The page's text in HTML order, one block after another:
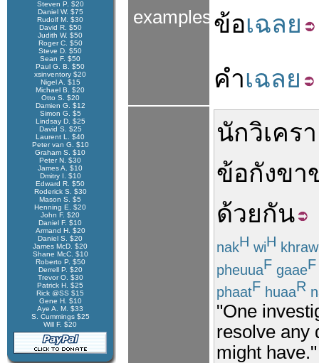
Steven P. $20
Daniel W. $75
Rudolf M. $30
David R. $50
Judith W. $50
Roger C. $50
Steve D. $50
Sean F. $50
Paul G. B. $50
xsinventory $20
Nigel A. $15
Michael B. $20
Otto S. $20
Damien G. $12
Simon G. $5
Lindsay D. $25
David S. $25
Laurent L. $40
Peter van G. $10
Graham S. $10
Peter N. $30
James A. $10
Dmitry I. $10
Edward R. $50
Roderick S. $30
Mason S. $5
Henning E. $20
John F. $20
Daniel F. $10
Armand H. $20
Daniel S. $20
James McD. $20
Shane McC. $10
Roberto P. $50
Derrell P. $20
Trevor O. $30
Patrick H. $25
Rick @SS $15
Gene H. $10
Aye A. M. $33
S. Cummings $25
Will F. $20
examples ข้อเฉลย
คำเฉลย
นักวิเคร
ข้อกังขา
ด้วยกัน
nakH wiH khraw
pheuuaF gaaeF
phaatF huaaR
"One
resolve any
might have."